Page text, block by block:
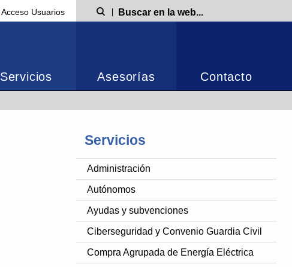
Acceso Usuarios Búsqueda
Servicios Asesorías Contacto
Servicios
Administración
Autónomos
Ayudas y subvenciones
Ciberseguridad y Convenio Guardia Civil
Compra Agrupada de Energía Eléctrica